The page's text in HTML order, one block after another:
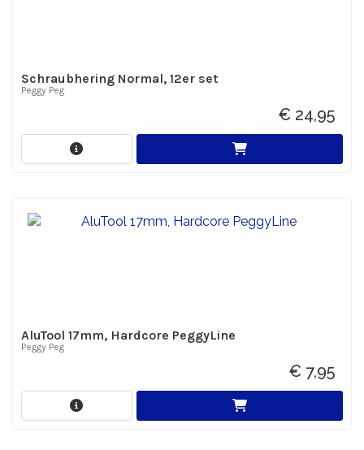
Schraubhering Normal, 12er set
Peggy Peg
€ 24,95
AluTool 17mm, Hardcore PeggyLine
Peggy Peg
€ 7,95